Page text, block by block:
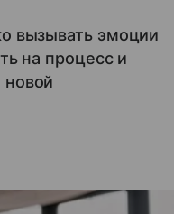
вызывать эмоции
на процесс и
новой